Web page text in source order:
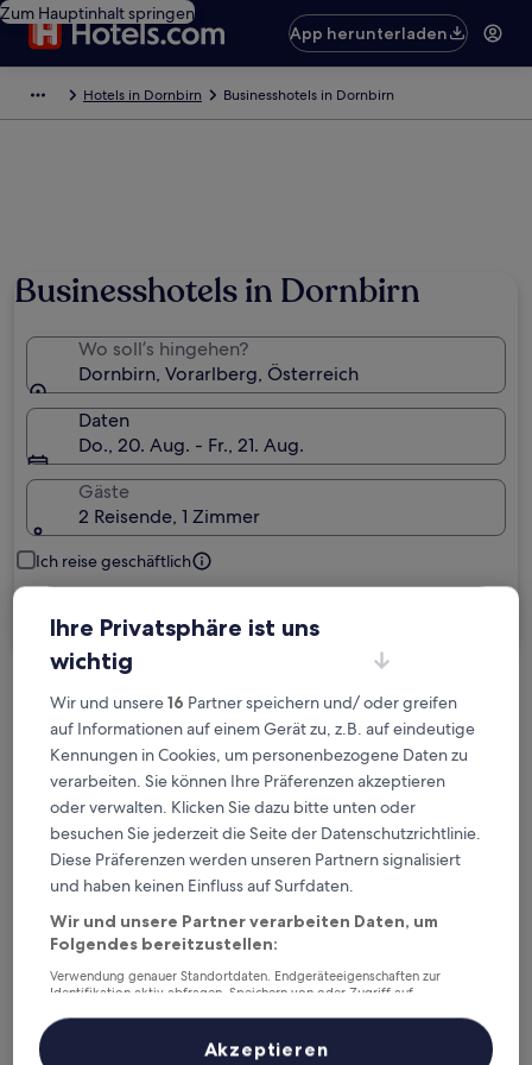
Zum Hauptinhalt springen
App herunterladen
Hotels in Dornbirn Businesshotels in Dornbirn
Businesshotels in Dornbirn
Wo soll’s hingehen?
Dornbirn, Vorarlberg, Österreich
Daten
Do., 20. Aug. - Fr., 21. Aug.
Gäste
2 Reisende, 1 Zimmer
Ich reise geschäftlich
Suchen
Kostenlose Stornierung bei
Planänderungen
Verdiene Prämien für jede
wahrgenommene Übernachtung
Mehr sparen mit Preisen für Mitglieder
Überprüfe die Preise für diese Daten
Ihre Privatsphäre ist uns
wichtig
Wir und unsere16 Partner speichern und/ oder greifen
auf Informationen auf einem Gerät zu, z.B. auf eindeutige
Kennungen in Cookies, um personenbezogene Daten zu
verarbeiten. Sie können Ihre Präferenzen akzeptieren
oder verwalten. Klicken Sie dazu bitte unten oder
besuchen Sie jederzeit die Seite der Datenschutzrichtlinie.
Diese Präferenzen werden unseren Partnern signalisiert
und haben keinen Einfluss auf Surfdaten.
Wir und unsere Partner verarbeiten Daten, um
Folgendes bereitzustellen:
Verwendung genauer Standortdaten. Endgeräteeigenschaften zur
Identifikation aktiv abfragen. Speichern von oder Zugriff auf
Inhalte, Messung von Werbeleistung und der Performance von Inhalten,
Zielgruppenforschung sowie Entwicklung und Verbesserung von
Akzeptieren